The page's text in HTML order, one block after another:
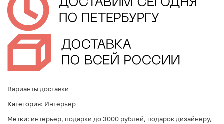
Варианты доставки
Категория: Интерьер
Метки: интерьер, подарки до 3000 рублей, подарок дизайнеру,